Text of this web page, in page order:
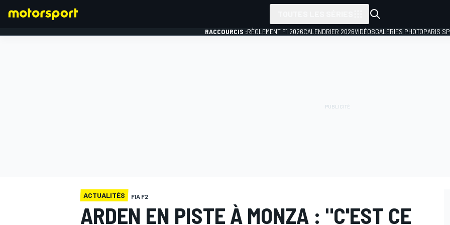
RACCOURCIS :RÈGLEMENT F1 2026CALENDRIER 2026VIDÉOSGALERIES PHOTOPARIS
ACTUALITÉS FIA F2
ARDEN EN PISTE À MONZA : "C'EST CE